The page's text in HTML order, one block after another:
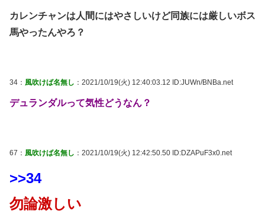
カレンチャンは人間にはやさしいけど同族には厳しいボス
馬やったんやろ？
34： 風吹けば名無し ：2021/10/19(火) 12:40:03.12 ID:JUWn/BNBa.net
デュランダルって気性どうなん？
67： 風吹けば名無し ：2021/10/19(火) 12:42:50.50 ID:DZAPuF3x0.net
>>34
勿論激しい